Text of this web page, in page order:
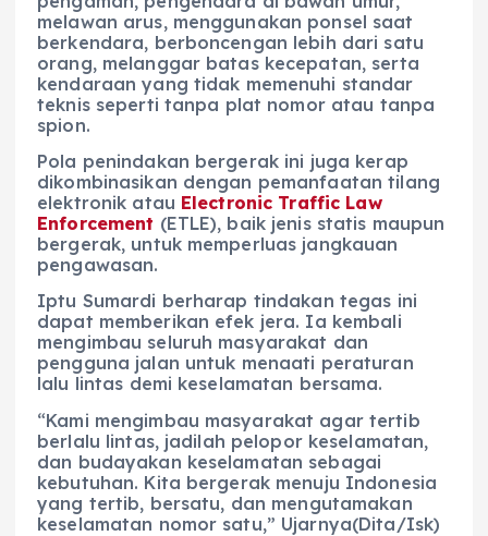
melawan arus, menggunakan ponsel saat
berkendara, berboncengan lebih dari satu
orang, melanggar batas kecepatan, serta
kendaraan yang tidak memenuhi standar
teknis seperti tanpa plat nomor atau tanpa
spion.
Pola penindakan bergerak ini juga kerap
dikombinasikan dengan pemanfaatan tilang
elektronik atau Electronic Traffic Law
Enforcement (ETLE), baik jenis statis maupun
bergerak, untuk memperluas jangkauan
pengawasan.
Iptu Sumardi berharap tindakan tegas ini
dapat memberikan efek jera. Ia kembali
mengimbau seluruh masyarakat dan
pengguna jalan untuk menaati peraturan
lalu lintas demi keselamatan bersama.
“Kami mengimbau masyarakat agar tertib
berlalu lintas, jadilah pelopor keselamatan,
dan budayakan keselamatan sebagai
kebutuhan. Kita bergerak menuju Indonesia
yang tertib, bersatu, dan mengutamakan
keselamatan nomor satu,” Ujarnya(Dita/Isk)